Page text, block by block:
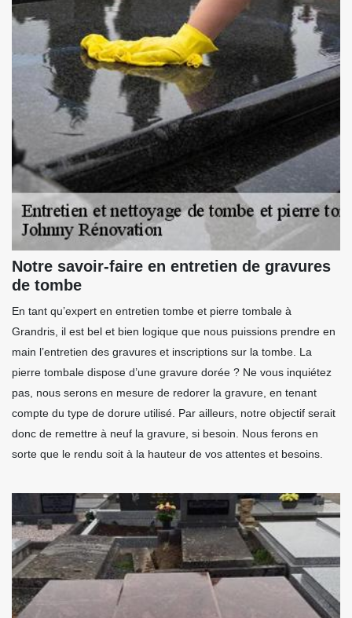
Notre savoir-faire en entretien de gravures
de tombe
En tant qu’expert en entretien tombe et pierre tombale à
Grandris, il est bel et bien logique que nous puissions prendre en
main l’entretien des gravures et inscriptions sur la tombe. La
pierre tombale dispose d’une gravure dorée ? Ne vous inquiétez
pas, nous serons en mesure de redorer la gravure, en tenant
compte du type de dorure utilisé. Par ailleurs, notre objectif serait
donc de remettre à neuf la gravure, si besoin. Nous ferons en
sorte que le rendu soit à la hauteur de vos attentes et besoins.